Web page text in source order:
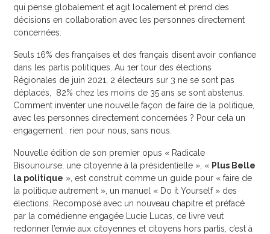
qui pense globalement et agit localement et prend des
décisions en collaboration avec les personnes directement
concernées.
Seuls 16% des françaises et des français disent avoir confiance
dans les partis politiques. Au 1er tour des élections
Régionales de juin 2021, 2 électeurs sur 3 ne se sont pas
déplacés, 82% chez les moins de 35 ans se sont abstenus.
Comment inventer une nouvelle façon de faire de la politique,
avec les personnes directement concernées ? Pour cela un
engagement : rien pour nous, sans nous.
Nouvelle édition de son premier opus « Radicale
Bisounourse, une citoyenne à la présidentielle », « Plus Belle
la politique », est construit comme un guide pour « faire de
la politique autrement », un manuel « Do it Yourself » des
élections. Recomposé avec un nouveau chapitre et préfacé
par la comédienne engagée Lucie Lucas, ce livre veut
redonner l’envie aux citoyennes et citoyens hors partis, c’est à